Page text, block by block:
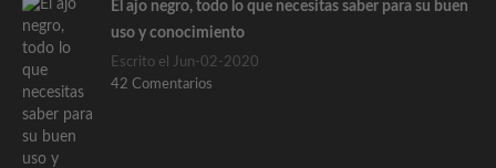
El ajo negro, todo lo que necesitas saber para su buen
uso y conocimiento
Escrito el Jun-02-2020
42 Comentarios